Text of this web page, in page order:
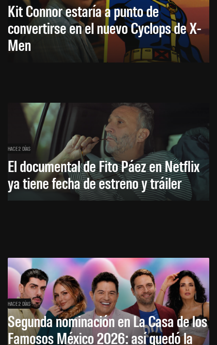
Kit Connor estaría a punto de
convertirse en el nuevo Cyclops de X-
Men
HACE 2 DÍAS
El documental de Fito Páez en Netflix
ya tiene fecha de estreno y tráiler
HACE 2 DÍAS
Segunda nominación en La Casa de los
Famosos México 2026: así quedó la